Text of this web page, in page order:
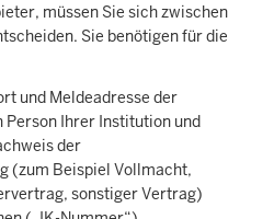
müssen Sie sich zwischen
Sie benötigen für die
und Meldeadresse der
Ihrer Institution und
der
(zum Beispiel Vollmacht,
sonstiger Vertrag)